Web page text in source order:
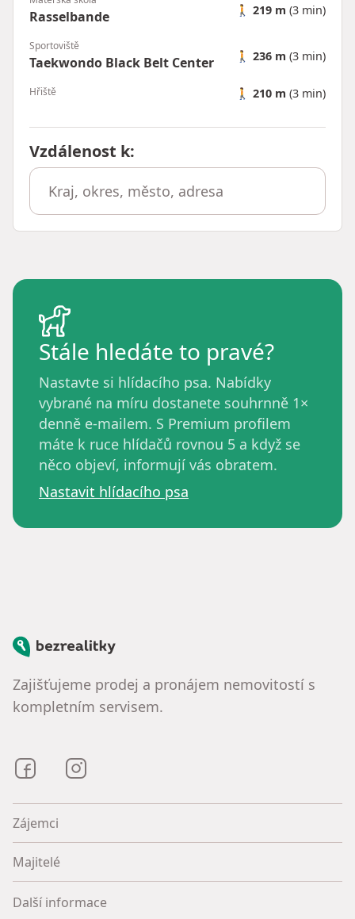
Rasselbande 🚶 219 m (3 min)
Sportoviště
Taekwondo Black Belt Center 🚶 236 m (3 min)
Hřiště 🚶 210 m (3 min)
Vzdálenost k:
Stále hledáte to pravé?
Nastavte si hlídacího psa. Nabídky
vybrané na míru dostanete souhrnně 1×
denně e-mailem. S Premium profilem
máte k ruce hlídačů rovnou 5 a když se
něco objeví, informují vás obratem.
Nastavit hlídacího psa
Bezrealitky
Zajišťujeme prodej a pronájem nemovitostí s
kompletním servisem.
Bezrealitky na Facebooku
Zájemci
Majitelé
Další informace